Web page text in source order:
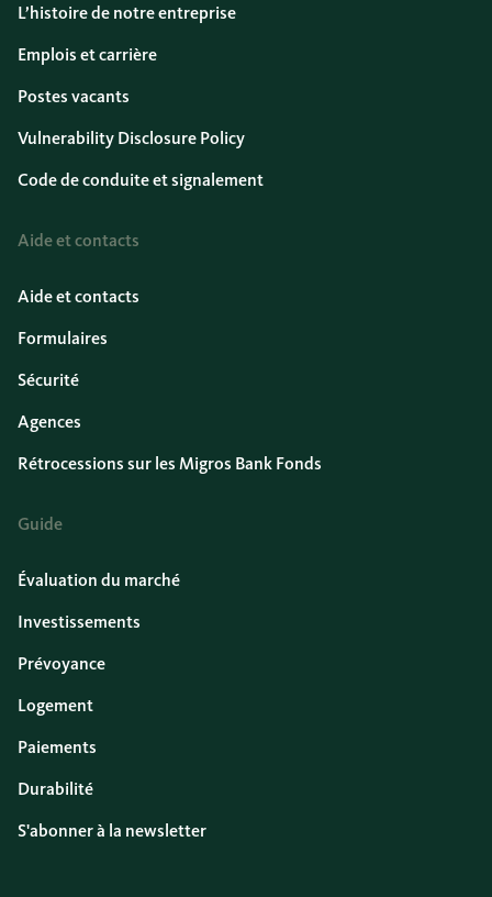
L’histoire de notre entreprise
Emplois et carrière
Postes vacants
Vulnerability Disclosure Policy
Code de conduite et signalement
Aide et contacts
Aide et contacts
Formulaires
Sécurité
Agences
Rétrocessions sur les Migros Bank Fonds
Guide
Évaluation du marché
Investissements
Prévoyance
Logement
Paiements
Durabilité
S'abonner à la newsletter